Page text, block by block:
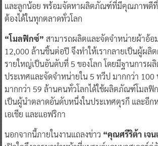
และลูกน้อย พร้อมจัดหาผลิตภัณฑ์ที่มีคุณภาพดีที่
ต้องได้ในทุกตลาดทั่วโลก
“โมลฟิกซ์” สามารถผลิตและจัดจำหน่ายผ้าอ้อ
12,000 ล้านชิ้นต่อปี จึงทำให้เรากลายเป็นผู้ผลิ
รายใหญ่เป็นอันดับที่ 5 ของโลก โดยมีฐานการผ
ประเทศและจัดจำหน่ายใน 5 ทวีป มากกว่า 100
มากกว่า 59 ล้านคนทั่วโลกได้ใช้ผลิตภัณฑ์โมลฟิ
เป็นผู้นำตลาดอันดับหนึ่งในประเทศตุรกี และอีก
เอเชีย และแอฟริกา
นอกจากนี้ภายในงานแถลงข่าว “คุณศรีริต้า เจ